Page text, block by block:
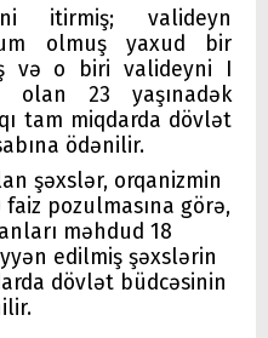
itirmiş; valideyn
olmuş yaxud bir
və o biri valideyni I
23 yaşınadək
tam miqdarda dövlət
ödənilir.
şəxslər, orqanizmin
faiz pozulmasına görə,
məhdud 18
edilmiş şəxslərin
dövlət büdcəsinin